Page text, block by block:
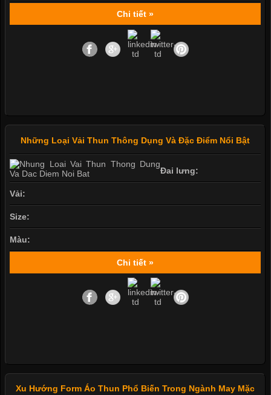
Chi tiết »
Những Loại Vải Thun Thông Dụng Và Đặc Điểm Nổi Bật
Đai lưng:
Vải:
Size:
Màu:
Chi tiết »
Xu Hướng Form Áo Thun Phổ Biến Trong Ngành May Mặc